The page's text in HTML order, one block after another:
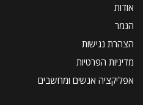
אודות
הנמר
הצהרת נגישות
מדיניות הפרטיות
אפליקציה אנשים ומחשבים